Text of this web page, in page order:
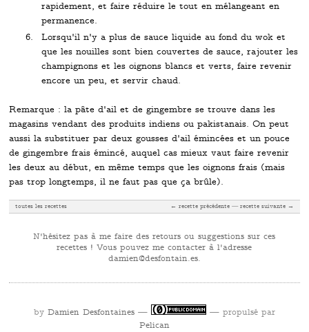
rapidement, et faire réduire le tout en mélangeant en
permanence.
Lorsqu'il n'y a plus de sauce liquide au fond du wok et
que les nouilles sont bien couvertes de sauce, rajouter les
champignons et les oignons blancs et verts, faire revenir
encore un peu, et servir chaud.
Remarque : la pâte d'ail et de gingembre se trouve dans les
magasins vendant des produits indiens ou pakistanais. On peut
aussi la substituer par deux gousses d'ail émincées et un pouce
de gingembre frais émincé, auquel cas mieux vaut faire revenir
les deux au début, en même temps que les oignons frais (mais
pas trop longtemps, il ne faut pas que ça brûle).
← recette précédente recette suivante →
toutes les recettes
N'hésitez pas à me faire des retours ou suggestions sur ces
recettes ! Vous pouvez me contacter à l'adresse
se.niatnofsed@neimad.
by Damien Desfontaines —
— propulsé par
Pelican